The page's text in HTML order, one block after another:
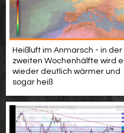
Heißluft im Anmarsch - in der
zweiten Wochenhälfte wird
wieder deutlich wärmer und
sogar heiß